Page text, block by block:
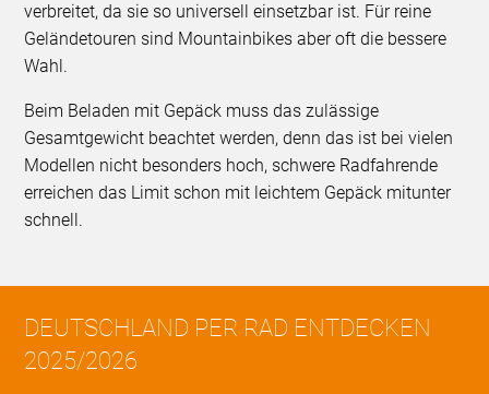
verbreitet, da sie so universell einsetzbar ist. Für reine
Geländetouren sind Mountainbikes aber oft die bessere
Wahl.
Beim Beladen mit Gepäck muss das zulässige
Gesamtgewicht beachtet werden, denn das ist bei vielen
Modellen nicht besonders hoch, schwere Radfahrende
erreichen das Limit schon mit leichtem Gepäck mitunter
schnell.
DEUTSCHLAND PER RAD ENTDECKEN
2025/2026